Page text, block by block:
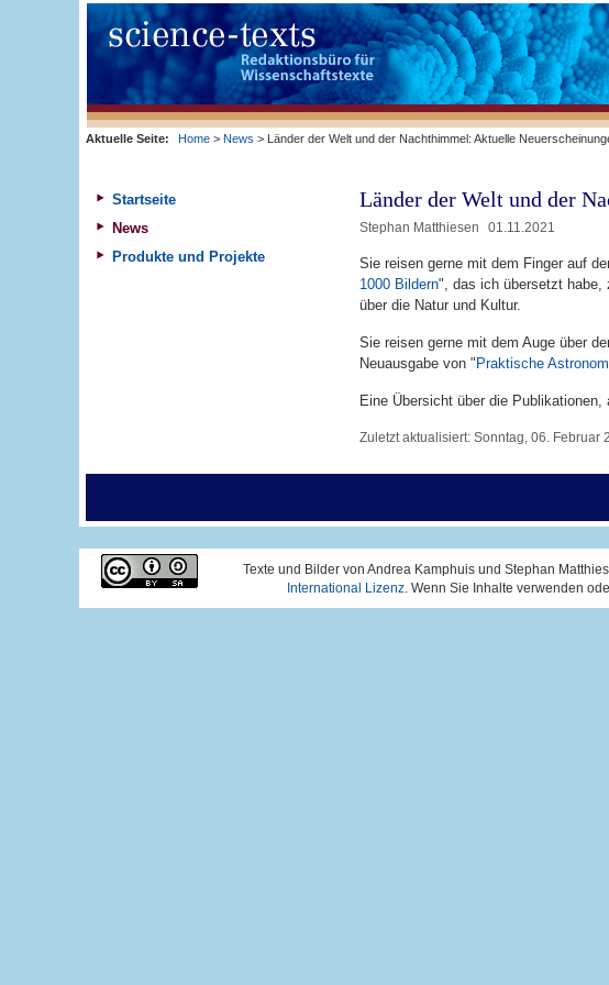
Aktuelle Seite: Home > News > Länder der Welt und der Nachthimmel: Aktuelle
Länder der Welt und der
Stephan Matthiesen 01.11.2021
Sie reisen gerne mit dem Finger auf
1000 Bildern", das ich übersetzt habe,
über die Natur und Kultur.
Sie reisen gerne mit dem Auge über
Neuausgabe von " Praktische
Eine Übersicht über die
Zuletzt aktualisiert: Sonntag, 06. Februar
Startseite
News
Produkte und Projekte
Texte und Bilder von Andrea Kamphuis und Stephan
International Lizenz . Wenn Sie Inhalte verwenden